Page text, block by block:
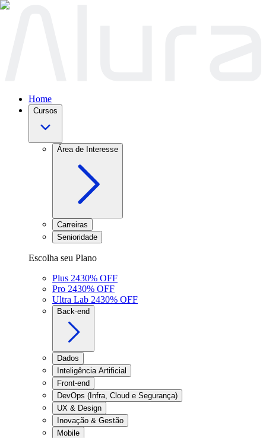
Home
Cursos
Área de Interesse
Carreiras
Senioridade
Escolha seu Plano
Plus 2430% OFF
Pro 2430% OFF
Ultra Lab 2430% OFF
Back-end
Dados
Inteligência Artificial
Front-end
DevOps (Infra, Cloud e Segurança)
UX & Design
Inovação & Gestão
Mobile